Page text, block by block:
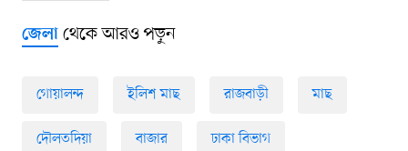
জেলাথেকে আরও পড়ুন
গোয়ালন্দ ইলিশ মাছ রাজবাড়ী মাছ
দৌলতদিয়া বাজার ঢাকা বিভাগ